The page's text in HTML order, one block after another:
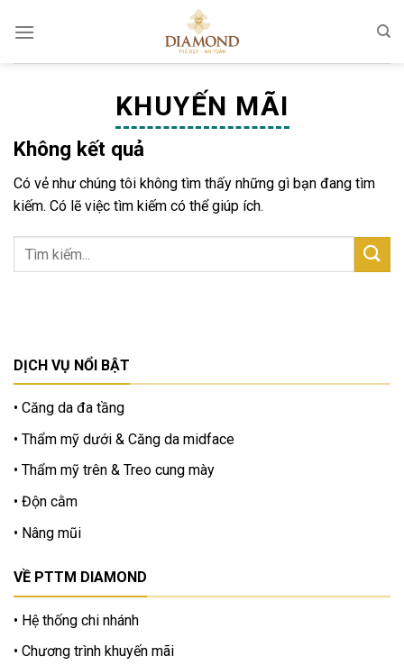
đến
KHUYẾN MÃI
Không kết quả
Có vẻ như chúng tôi không tìm thấy những gì bạn đang tìm
kiếm. Có lẽ việc tìm kiếm có thể giúp ích.
DỊCH VỤ NỔI BẬT
Căng da đa tầng
Thẩm mỹ dưới & Căng da midface
Thẩm mỹ trên & Treo cung mày
Độn cằm
Nâng mũi
VỀ PTTM DIAMOND
Hệ thống chi nhánh
Chương trình khuyến mãi